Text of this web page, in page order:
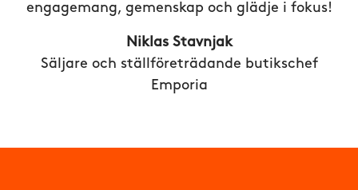
engagemang, gemenskap och glädje i fokus!
Niklas Stavnjak
Säljare och ställföreträdande butikschef
Emporia